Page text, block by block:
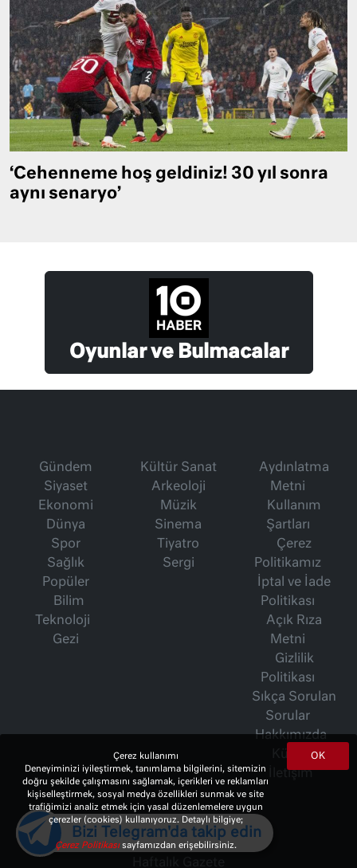
‘Cehenneme hoş geldiniz! 30 yıl sonra
aynı senaryo’
Oyunlar ve Bulmacalar
Gündem
Siyaset
Ekonomi
Dünya
Spor
Sağlık
Popüler
Bilim
Teknoloji
Gezi
Kültür Sanat
Arkeoloji
Müzik
Sinema
Tiyatro
Sergi
Aydınlatma
Metni
Kullanım
Şartları
Çerez
Politikamız
İptal ve İade
Politikası
Açık Rıza
Metni
Gizlilik
Politikası
Sıkça Sorulan
Sorular
Hakkımızda
İletişim
İsmet Berkan Yazıları
Ertuğrul Özkök Yazıları
OK
Çerez kullanımı
Deneyiminizi iyileştirmek, tanımlama bilgilerini, sitemizin
doğru şekilde çalışmasını sağlamak, içerikleri ve reklamları
kişiselleştirmek, sosyal medya özellikleri sunmak ve site
trafiğimizi analiz etmek için yasal düzenlemelere uygun
çerezler (cookies) kullanıyoruz. Detaylı bilgiye;
Çerez Politikasısayfamızdan erişebilirsiniz.
Bizi Telegram'da takip edin